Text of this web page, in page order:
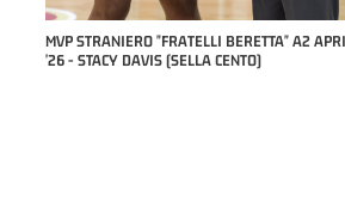
MVP "FRATELLI BERETTA" SAMUEL DILAS B
NAZIONALE APRILE '26 - MARCO RESTELLI (TAV